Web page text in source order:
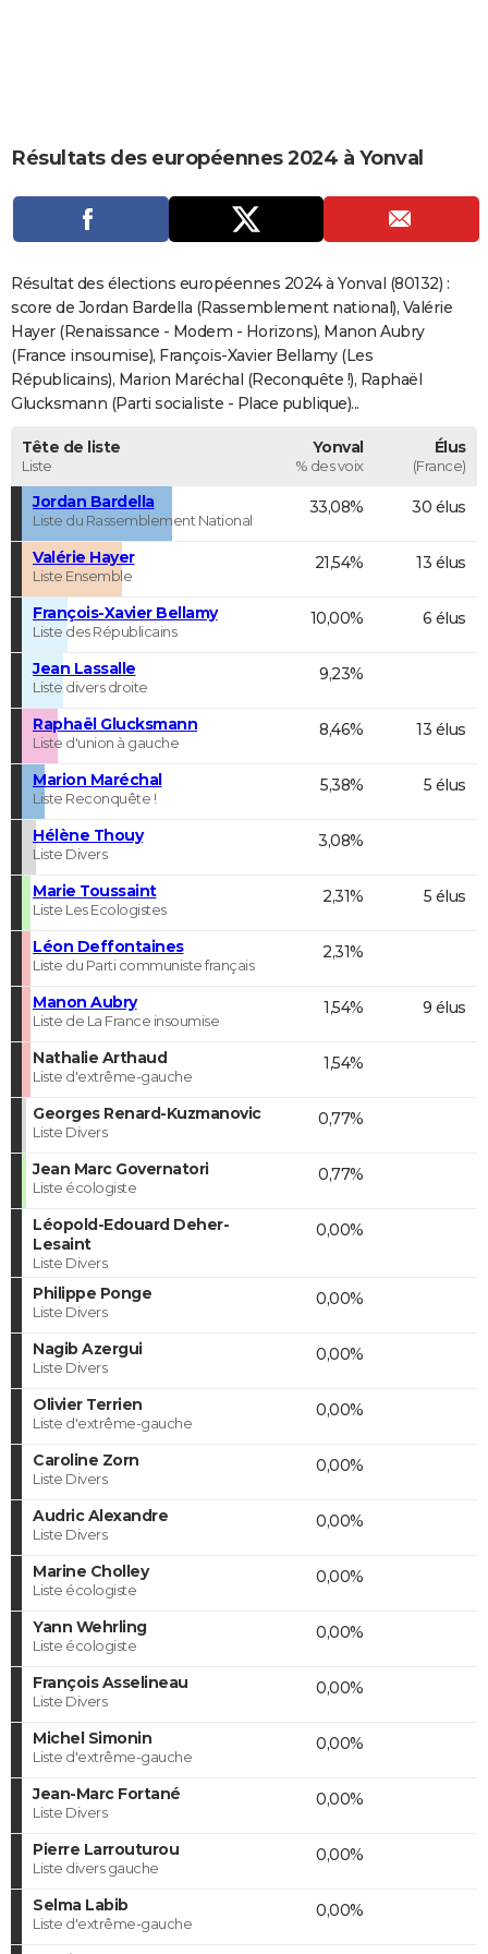
CARTE DE VOEUX
Carte de Noël
Carte Bonne année
Carte Saint-Valentin
Carte Pâques
Carte d'anniversaire
DICTIONNAIRE
Dictionnaire
Biographies
Citations
Expressions
Proverbes
PROGRAMME TV
COPAINS D'AVANT
S'inscrire
Se connecter
Lycées
Collèges
Primaires
Universités
Entreprises
Service militaire
Avis de recherche
AVIS DE DÉCÈS
FORUM
Résultats des européennes 2024 à Yonval
Résultat des élections européennes 2024 à Yonval (80132) :
score de Jordan Bardella (Rassemblement national), Valérie
Hayer (Renaissance - Modem - Horizons), Manon Aubry
(France insoumise), François-Xavier Bellamy (Les
Républicains), Marion Maréchal (Reconquête !), Raphaël
Glucksmann (Parti socialiste - Place publique)...
Tête de liste
Liste
Yonval
% des voix
Élus
(France)
Jordan Bardella
Liste du Rassemblement National
33,08% 30 élus
Valérie Hayer
Liste Ensemble
21,54% 13 élus
François-Xavier Bellamy
Liste des Républicains
10,00% 6 élus
Jean Lassalle
Liste divers droite
9,23%
Raphaël Glucksmann
Liste d'union à gauche
8,46% 13 élus
Marion Maréchal
Liste Reconquête !
5,38% 5 élus
Hélène Thouy
Liste Divers
3,08%
Marie Toussaint
Liste Les Ecologistes
2,31% 5 élus
Léon Deffontaines
Liste du Parti communiste français
2,31%
Manon Aubry
Liste de La France insoumise
1,54% 9 élus
Nathalie Arthaud
Liste d'extrême-gauche
1,54%
Georges Renard-Kuzmanovic
Liste Divers
0,77%
Jean Marc Governatori
Liste écologiste
0,77%
Léopold-Edouard Deher-
Lesaint
Liste Divers
0,00%
Philippe Ponge
Liste Divers
0,00%
Nagib Azergui
Liste Divers
0,00%
Olivier Terrien
Liste d'extrême-gauche
0,00%
Caroline Zorn
Liste Divers
0,00%
Audric Alexandre
Liste Divers
0,00%
Marine Cholley
Liste écologiste
0,00%
Yann Wehrling
Liste écologiste
0,00%
François Asselineau
Liste Divers
0,00%
Michel Simonin
Liste d'extrême-gauche
0,00%
Jean-Marc Fortané
Liste Divers
0,00%
Pierre Larrouturou
Liste divers gauche
0,00%
Selma Labib
Liste d'extrême-gauche
0,00%